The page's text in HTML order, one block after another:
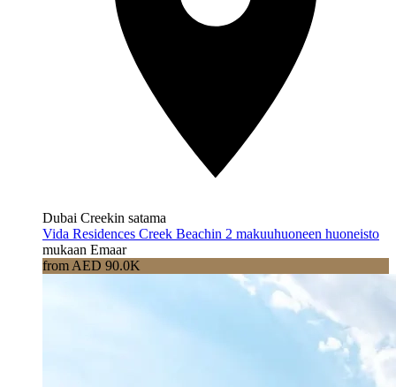
Dubai Creekin satama
Vida Residences Creek Beachin 2 makuuhuoneen huoneisto
mukaan Emaar
from AED 90.0K